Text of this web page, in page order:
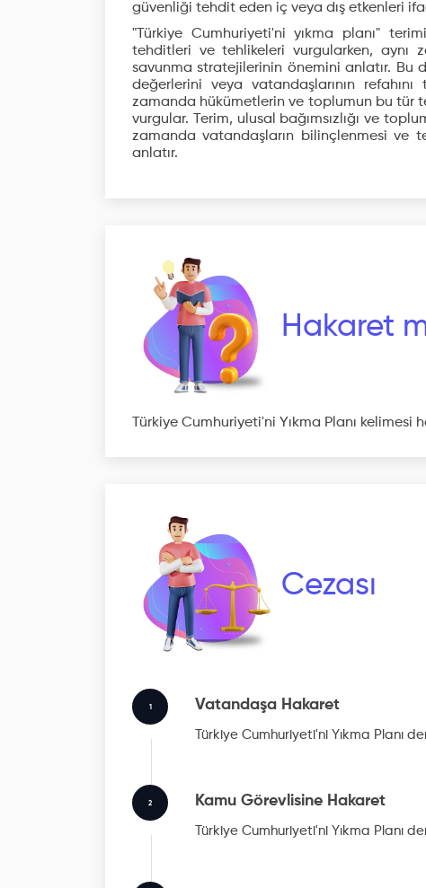
güvenliği tehdit eden iç veya dış etkenleri
"Türkiye Cumhuriyeti'ni yıkma planı"
tehditleri ve tehlikeleri vurgularken, aynı
savunma stratejilerinin önemini anlatır.
değerlerini veya vatandaşlarının
zamanda hükümetlerin ve toplumun bu tür
vurgular. Terim, ulusal bağımsızlığı ve
zamanda vatandaşların bilinçlenmesi ve
anlatır.
Hakaret
Türkiye Cumhuriyeti'ni Yıkma Planı kelimesi
Cezası
1 Vatandaşa Hakaret
Türkiye Cumhuriyeti'ni Yıkma Planı
2 Kamu Görevlisine Hakaret
Türkiye Cumhuriyeti'ni Yıkma Planı